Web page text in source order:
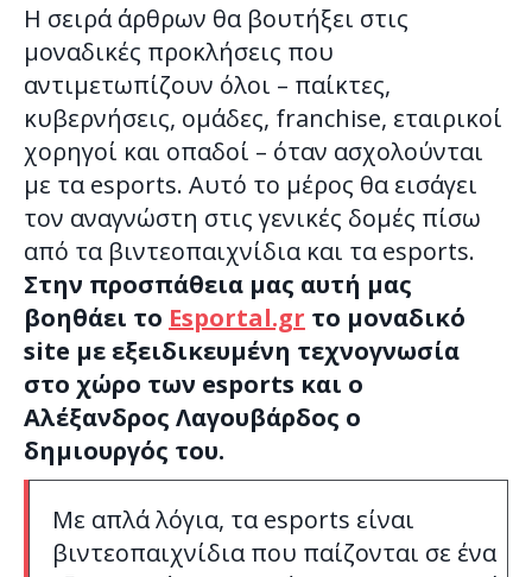
Η σειρά άρθρων θα βουτήξει στις
μοναδικές προκλήσεις που
αντιμετωπίζουν όλοι – παίκτες,
κυβερνήσεις, ομάδες, franchise, εταιρικοί
χορηγοί και οπαδοί – όταν ασχολούνται
με τα esports. Αυτό το μέρος θα εισάγει
τον αναγνώστη στις γενικές δομές πίσω
από τα βιντεοπαιχνίδια και τα esports.
Στην προσπάθεια μας αυτή μας
βοηθάει το Esportal.gr το μοναδικό
site με εξειδικευμένη τεχνογνωσία
στο χώρο των esports και ο
Αλέξανδρος Λαγουβάρδος ο
δημιουργός του.
Με απλά λόγια, τα esports είναι
βιντεοπαιχνίδια που παίζονται σε ένα